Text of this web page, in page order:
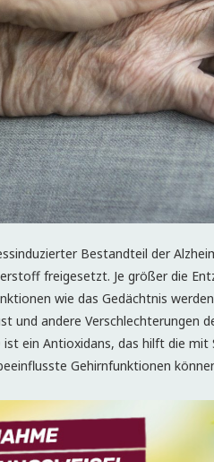
Bestandteil der
freigesetzt. Je größer die
wie das Gedächtnis
und andere Verschlechterungen
ein Antioxidans, das hilft die
Gehirnfunktionen